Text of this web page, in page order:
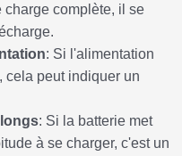
charge complète, il se
: Si l'alimentation
cela peut indiquer un
: Si la batterie met
à se charger, c'est un